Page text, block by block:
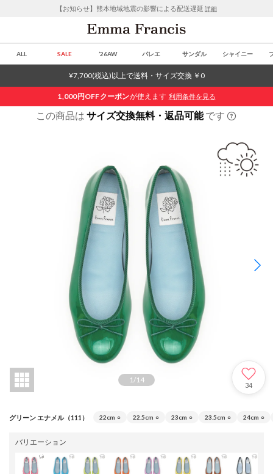
【お知らせ】熊本地域地震の影響による配送遅延 詳細
ALL SALE ’26AW バレエ サンダル シャイニー
¥7,700(税込)以上で送料・サイズ交換 ￥0
1,000円OFFクーポンが使えます 利用条件を見る
この商品は サイズ交換無料・返品可能です
1/14
34
グリーン エナメル（111） 22cm ○ 22.5cm ○ 23cm ○ 23.5cm ○ 24cm ○
バリエーション